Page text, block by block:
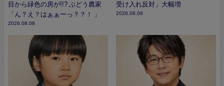
目から緑色の房が!!? ぶどう農家
「ん？え？はぁぁーっ？？！ 」
2026.08.08
受け入れ反対」大幅増
2026.08.08